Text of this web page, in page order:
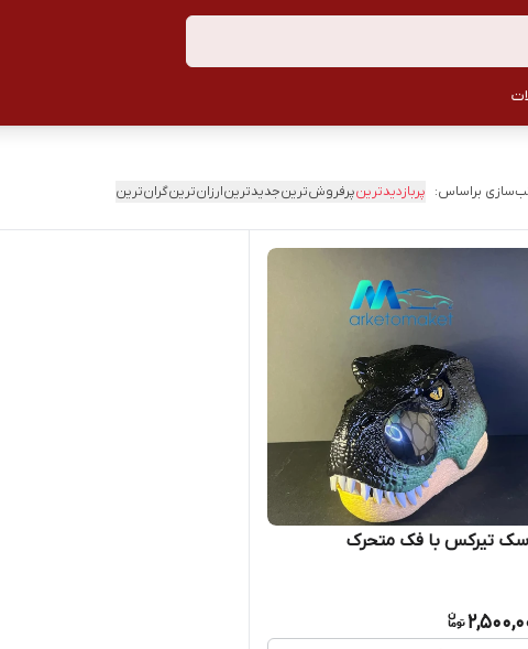
براساس: پربازدیدترینپرفروش‌ترینجدیدترینارزان‌ترینگران‌ترین
تیرکس با فک متحرک